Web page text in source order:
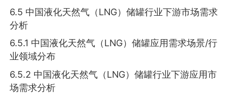
6.5 中国液化天然气（LNG）储罐行业下游市场需求
分析
6.5.1 中国液化天然气（LNG）储罐应用需求场景/行
业领域分布
6.5.2 中国液化天然气（LNG）储罐行业下游应用市
场需求分析